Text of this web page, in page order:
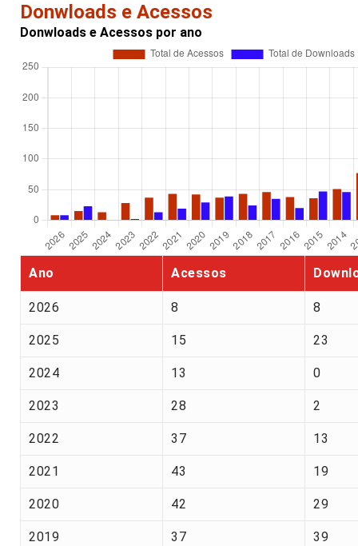
Donwloads e Acessos
Donwloads e Acessos por ano
Ano Acessos
2026 8 8
2025 15 23
2024 13 0
2023 28 2
2022 37 13
2021 43 19
2020 42 29
2019 37 39